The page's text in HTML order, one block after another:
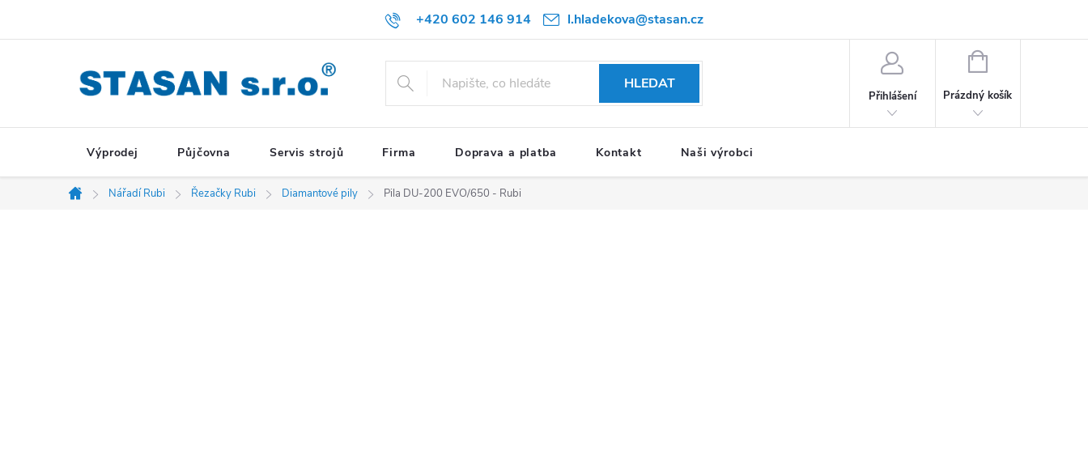
+420 602 146 914 l.hladekova@stasan.cz
HLEDAT
Přihlášení
NÁKUPNÍ
Prázdný košík
Výprodej Půjčovna Servis strojů Firma Doprava a platba Kontakt Naši výrobci
Domů
Nářadí Rubi Řezačky Rubi Diamantové pily Pila DU-200 EVO/650 - Rubi